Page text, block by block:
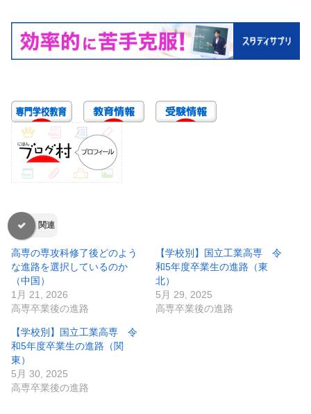
関連
高専の専攻科修了後どのよう
な進路を選択しているのか
（中国）
1月 21, 2026
高専卒業後の進路
【学校別】国立工業高専 令
和5年度卒業生の進路（東
北）
5月 29, 2025
高専卒業後の進路
【学校別】国立工業高専 令
和5年度卒業生の進路（関
東）
5月 30, 2025
高専卒業後の進路